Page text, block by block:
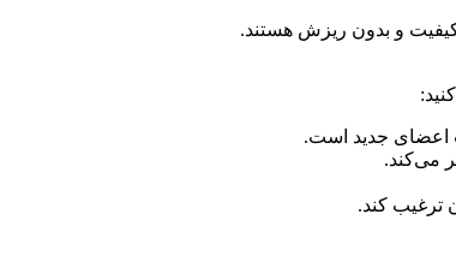
و بدون ریزش هستند.
اعضای جدید است.
می‌کند.
ترغیب کند.